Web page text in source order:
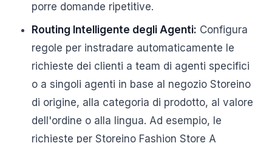
porre domande ripetitive.
Routing Intelligente degli Agenti: Configura
regole per instradare automaticamente le
richieste dei clienti a team di agenti specifici
o a singoli agenti in base al negozio Storeino
di origine, alla categoria di prodotto, al valore
dell'ordine o alla lingua. Ad esempio, le
richieste per Storeino Fashion Store A